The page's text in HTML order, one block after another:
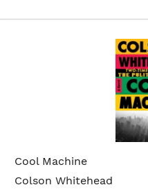
Cool Machine
Colson Whitehead